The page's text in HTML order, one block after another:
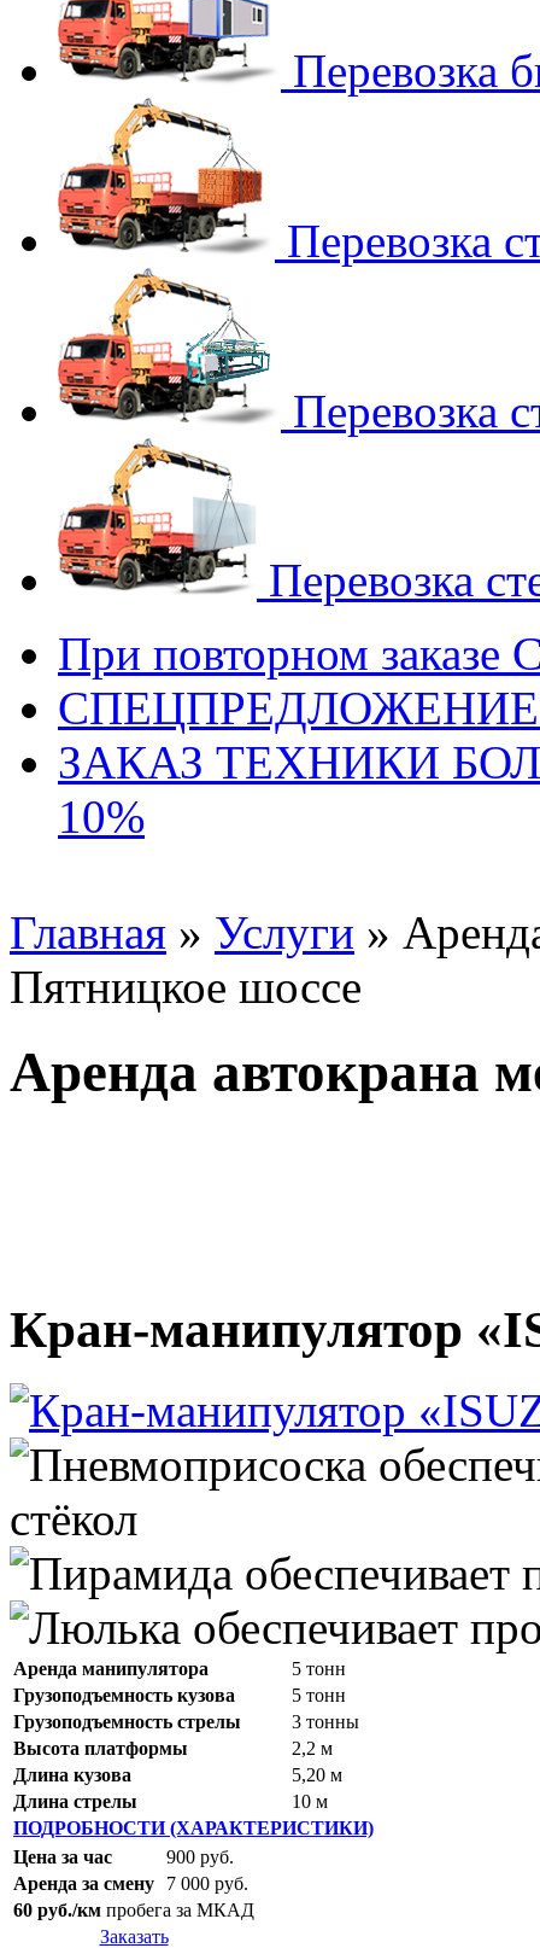
Перевозка
Перевозка
Перевозка
Перевозка
При повторном заказе
ЗАКАЗ ТЕХНИКИ
10%
Главная » Услуги »
Пятницкое шоссе
Аренда автокрана
Кран-манипулятор
Аренда манипулятора
5 тонн
Грузоподъемность кузова
5 тонн
Грузоподъемность стрелы
3 тонны
Высота платформы
2,2 м
Длина кузова
5,20 м
Длина стрелы
10 м
ПОДРОБНОСТИ (ХАРАКТЕРИСТИКИ)
Цена за час
900 руб.
Аренда за смену
7 000 руб.
60 руб./км пробега за МКАД
Заказать